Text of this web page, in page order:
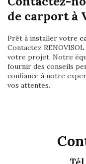
de carport à
Prêt à installer votre
Contactez
votre projet. Notre
fournir des conseils
confiance à notre
vos attentes.